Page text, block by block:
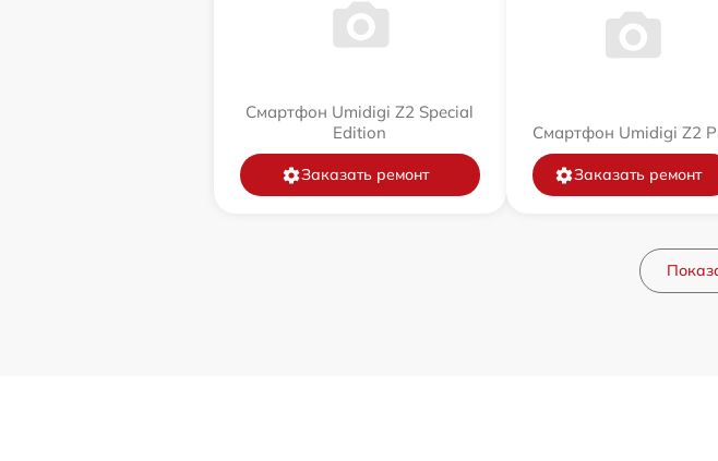
Смартфон Umidigi Z2 Special
Edition
Заказать ремонт
Смартфон Umidigi Z2
Заказать ремонт